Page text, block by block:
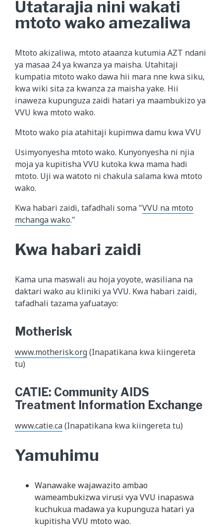
Utatarajia nini wakati
mtoto wako amezaliwa
Mtoto akizaliwa, mtoto ataanza kutumia AZT ndani
ya masaa 24 ya kwanza ya maisha. Utahitaji
kumpatia mtoto wako dawa hii mara nne kwa siku,
kwa wiki sita za kwanza za maisha yake. Hii
inaweza kupunguza zaidi hatari ya maambukizo ya
VVU kwa mtoto wako.
Mtoto wako pia atahitaji kupimwa damu kwa VVU
Usimyonyesha mtoto wako. Kunyonyesha ni njia
moja ya kupitisha VVU kutoka kwa mama hadi
mtoto. Uji wa watoto ni chakula salama kwa mtoto
wako.
Kwa habari zaidi, tafadhali soma "VVU na mtoto
mchanga wako."
Kwa habari zaidi
Kama una maswali au hoja yoyote, wasiliana na
daktari wako au kliniki ya VVU. Kwa habari zaidi,
tafadhali tazama yafuatayo:
Motherisk
www.motherisk.org(Inapatikana kwa kiingereta
tu)
CATIE: Community AIDS
Treatment Information Exchange
www.catie.ca(Inapatikana kwa kiingereta tu)
Yamuhimu
Wanawake wajawazito ambao
wameambukizwa virusi vya VVU inapaswa
kuchukua madawa ya kupunguza hatari ya
kupitisha VVU mtoto wao.